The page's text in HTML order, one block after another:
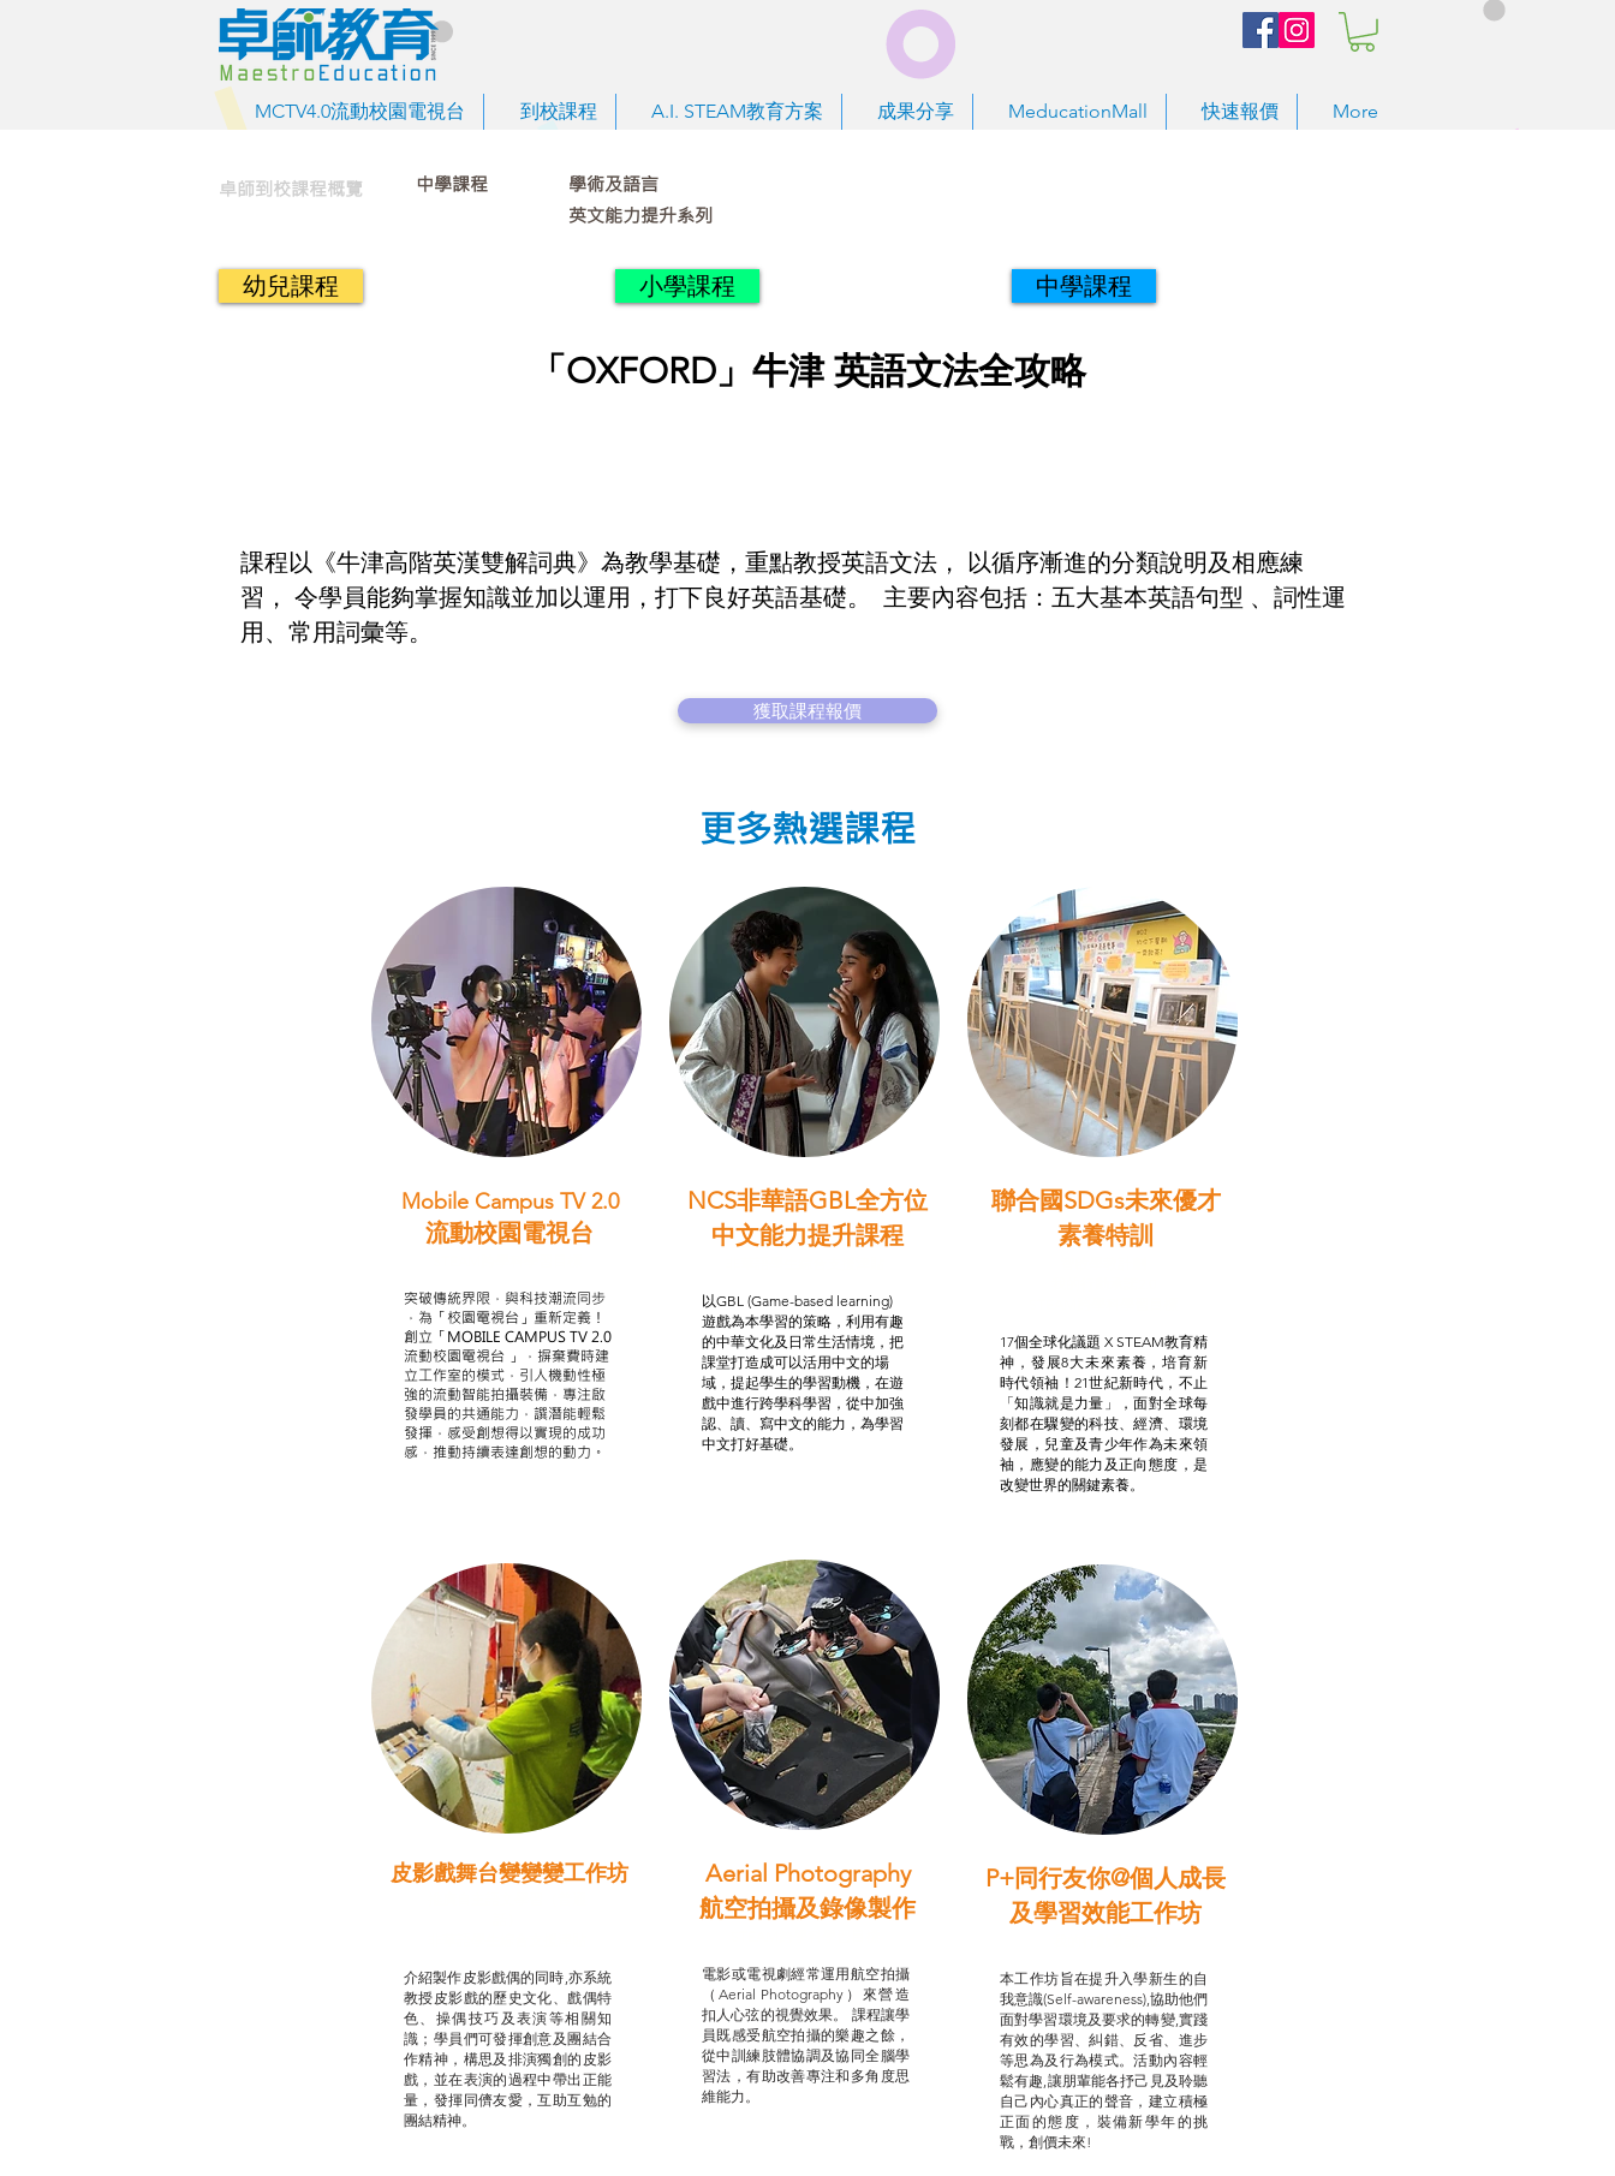
MCTV4.0流動校園電視台 到校課程 A.I. STEAM教育方案 成果分享 MeducationMall 快速報價 More
卓師到校課程概覽
中學課程
英文能力提升系列
學術及語言
課程以《牛津高階英漢雙解詞典》為教學基礎，重點教授英語文法， 以循序漸進的分類說明及相應練
習， 令學員能夠掌握知識並加以運用，打下良好英語基礎。 主要內容包括：五大基本英語句型 、詞性運
用、常用詞彙等。
獲取課程報價
幼兒課程 小學課程 中學課程
「OXFORD」牛津 英語文法全攻略
更多熱選課程
Mobile Campus TV 2.0
流動校園電視台
突破傳統界限，與科技潮流同步
，為「校園電視台」重新定義！
創立「MOBILE CAMPUS TV 2.0
流動校園電視台 」，摒棄費時建
立工作室的模式，引人機動性極
強的流動智能拍攝裝備，專注啟
發學員的共通能力，譔潛能輕鬆
發揮，感受創想得以實現的成功
感，推動持續表達創想的動力。
皮影戲舞台變變變工作坊
介紹製作皮影戲偶的同時,亦系統
教授皮影戲的歷史文化、戲偶特
色、操偶技巧及表演等相關知
識；學員們可發揮創意及團結合
作精神，構思及排演獨創的皮影
戲，並在表演的過程中帶出正能
量，發揮同儕友愛，互助互勉的
團結精神。
NCS非華語GBL全方位
中文能力提升課程
以GBL (Game-based learning)
遊戲為本學習的策略，利用有趣
的中華文化及日常生活情境，把
課堂打造成可以活用中文的場
域，提起學生的學習動機，在遊
戲中進行跨學科學習，從中加強
認、讀、寫中文的能力，為學習
中文打好基礎。
Aerial Photography
航空拍攝及錄像製作
電影或電視劇經常運用航空拍攝
（Aerial Photography）來營造
扣人心弦的視覺效果。 課程讓學
員既感受航空拍攝的樂趣之餘，
從中訓練肢體協調及協同全腦學
習法，有助改善專注和多角度思
維能力。
聯合國SDGs未來優才
素養特訓
17個全球化議題 X STEAM教育精
神，發展8大未來素養，培育新
時代領袖！21世紀新時代，不止
「知識就是力量」，面對全球每
刻都在驟變的科技、經濟、環境
發展，兒童及青少年作為未來領
袖，應變的能力及正向態度，是
改變世界的關鍵素養。
P+同行友你@個人成長
及學習效能工作坊
本工作坊旨在提升入學新生的自
我意識(Self-awareness),協助他們
面對學習環境及要求的轉變,實踐
有效的學習、糾錯、反省、進步
等思為及行為模式。活動內容輕
鬆有趣,讓朋輩能各抒己見及聆聽
自己內心真正的聲音，建立積極
正面的態度，裝備新學年的挑
戰，創價未來!